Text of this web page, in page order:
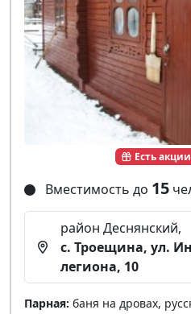
Есть
Вместимость до 15
район Деснянский,
с. Троещина, ул.
легиона, 10
Парная: баня на дровах,